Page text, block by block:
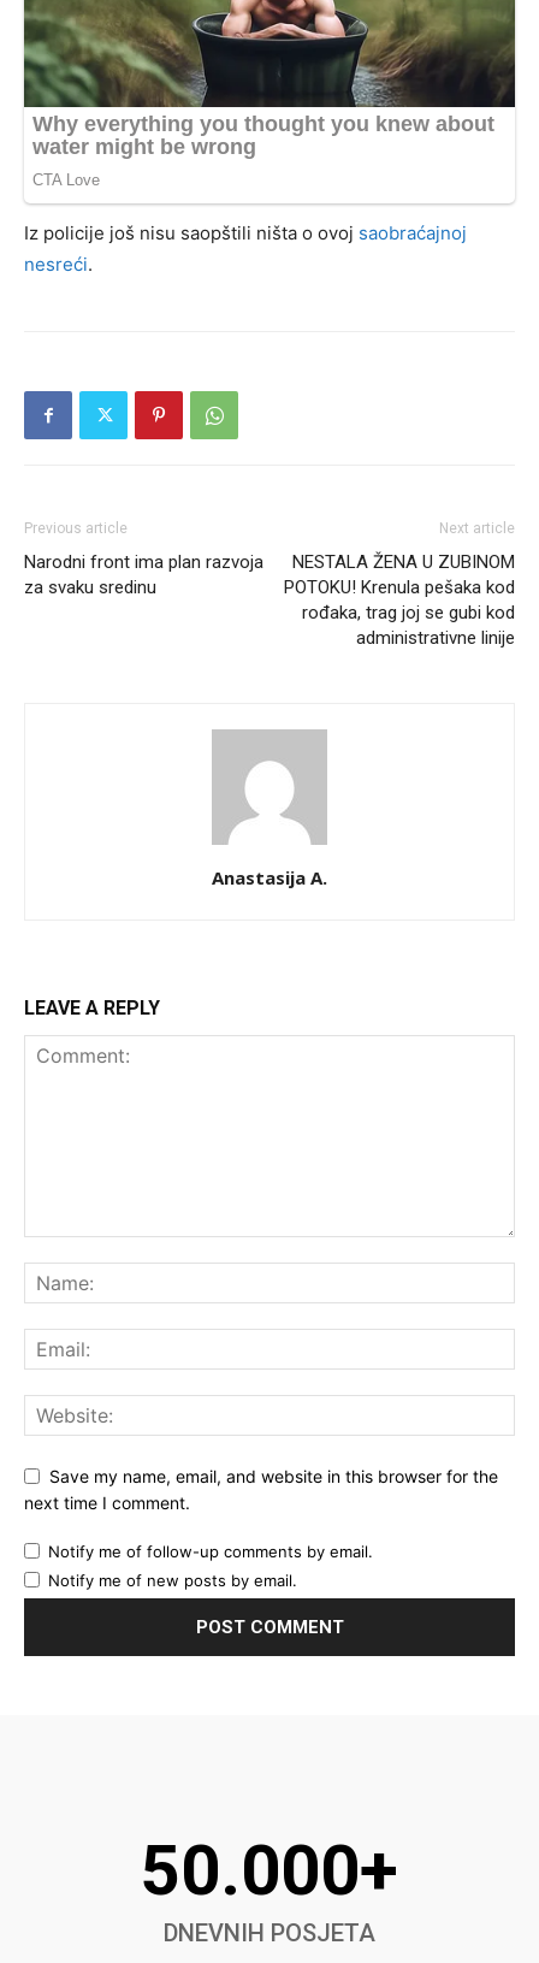
Iz policije još nisu saopštili ništa o ovoj saobraćajnoj
nesreći.
Previous article
Narodni front ima plan razvoja
za svaku sredinu
Next article
NESTALA ŽENA U ZUBINOM
POTOKU! Krenula pešaka kod
rođaka, trag joj se gubi kod
administrativne linije
Anastasija A.
LEAVE A REPLY
Save my name, email, and website in this browser for the
next time I comment.
Notify me of follow-up comments by email.
Notify me of new posts by email.
50.000+
DNEVNIH POSJETA